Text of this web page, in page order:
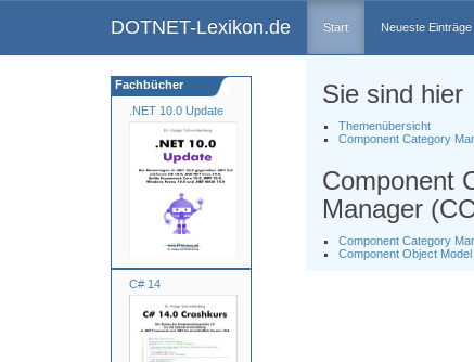
DOTNET-Lexikon.de Start Neueste Einträge
.NET 10.0 Update
C# 14
Fachbücher Sie sind hier
Themenübersicht
Component Category
Component
Manager
Component Category
Component Object